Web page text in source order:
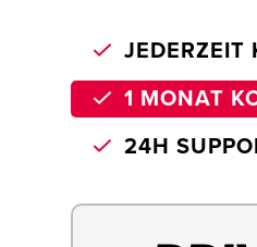
JEDERZEIT
1 MONAT
24H